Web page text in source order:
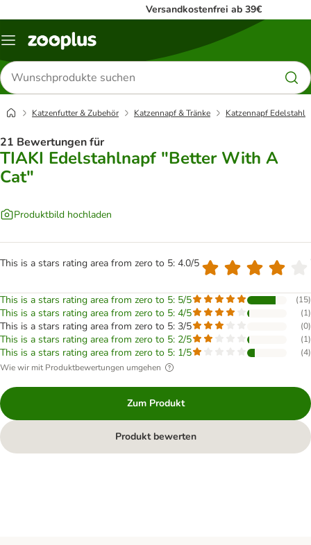
Versandkostenfrei ab 39€
Menü
Produkte
suchen
Katzenfutter & Zubehör Katzennapf & Tränke Katzennapf Edelstahl
21 Bewertungen für
TIAKI Edelstahlnapf "Better With A
Cat"
Produktbild hochladen
This is a stars rating area from zero to 5: 4.0/5
This is a stars rating area from zero to 5: 5/5 (15)
This is a stars rating area from zero to 5: 4/5 (1)
This is a stars rating area from zero to 5: 3/5 (0)
This is a stars rating area from zero to 5: 2/5 (1)
This is a stars rating area from zero to 5: 1/5 (4)
Wie wir mit Produktbewertungen umgehen
Zum Produkt
Produkt bewerten